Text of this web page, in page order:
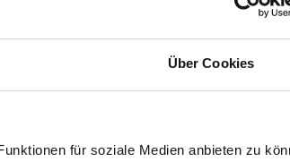
Über Cookies
für soziale Medien anbieten zu
Märzjeweils 9 – 18 Uhr In Vorfreude auf
Kunden und Interessenten gekommen,um